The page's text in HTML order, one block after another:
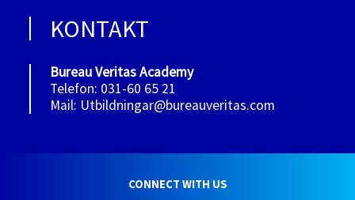
KONTAKT
Bureau Veritas Academy
Telefon: 031-60 65 21
Mail: Utbildningar@bureauveritas.com
CONNECT WITH US